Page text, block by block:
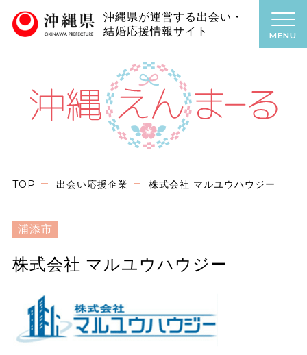
沖縄県が運営する出会い・
結婚応援情報サイト
MENU
TOP 出会い応援企業 株式会社 マルユウハウジー
浦添市
株式会社 マルユウハウジー